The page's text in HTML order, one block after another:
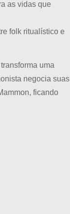
as vidas que
folk ritualístico e
transforma uma
negocia suas
ficando